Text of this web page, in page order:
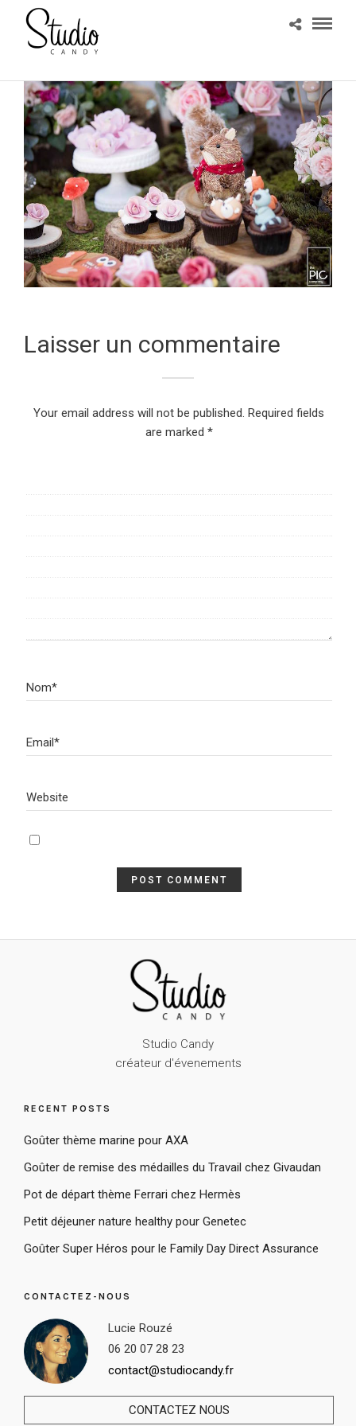
Laisser un commentaire
Your email address will not be published. Required fields
are marked *
Studio Candy
créateur d'évenements
RECENT POSTS
Goûter thème marine pour AXA
Goûter de remise des médailles du Travail chez Givaudan
Pot de départ thème Ferrari chez Hermès
Petit déjeuner nature healthy pour Genetec
Goûter Super Héros pour le Family Day Direct Assurance
CONTACTEZ-NOUS
Lucie Rouzé
06 20 07 28 23
contact@studiocandy.fr
CONTACTEZ NOUS